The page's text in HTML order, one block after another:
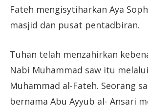
Fateh mengisytiharkan Aya
masjid dan pusat pentadbiran.
Tuhan telah menzahirkan
Nabi Muhammad saw itu
Muhammad al-Fateh. Seorang
bernama Abu Ayyub al- Ansari